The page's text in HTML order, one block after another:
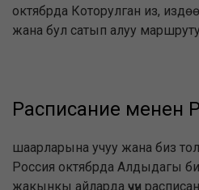
октябрда Которулган из,
жана бул сатып алуу
Расписание менен
шаарларына учуу жана биз
Россия октябрда Алдыдагы
жакынкы айларда үчүн